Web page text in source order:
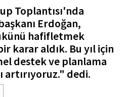
Toplantısı'nda
Erdoğan,
hafifletmek
karar aldık. Bu yıl için
destek ve planlama
artırıyoruz." dedi.